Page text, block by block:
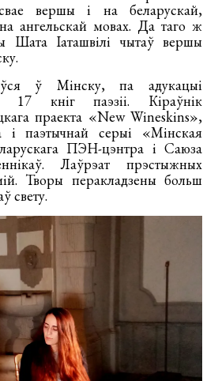
вершы і на беларускай,
ангельскай мовах. Да таго ж
Шата Іаташвілі чытаў вершы
ў Мінску, па адукацыі
17 кніг паэзіі. Кіраўнік
праекта «New Wineskins»,
і паэтычнай серыі «Мінская
ПЭН-цэнтра і Саюза
Лаўрэат прэстыжных
Творы перакладзены больш
свету.